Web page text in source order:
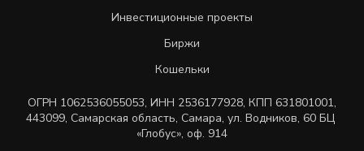
Инвестиционные проекты
Биржи
Кошельки
ОГРН 1062536055053, ИНН 2536177928, КПП 631801001,
443099, Самарская область, Самара, ул. Водников, 60 БЦ
«Глобус», оф. 914